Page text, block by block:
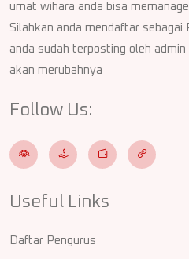
umat wihara anda bisa
Silahkan anda mendaftar sebagai
anda sudah terposting oleh
akan merubahnya
Follow Us:
Useful Links
Daftar Pengurus